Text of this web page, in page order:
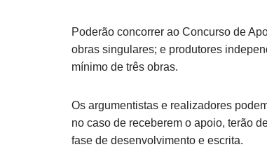
Poderão concorrer ao Concurso de
obras singulares; e produtores
mínimo de três obras.
Os argumentistas e realizadores
no caso de receberem o apoio, terão
fase de desenvolvimento e escrita.